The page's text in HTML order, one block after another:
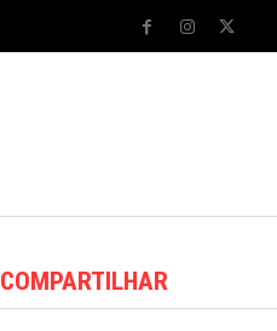
COMPARTILHAR